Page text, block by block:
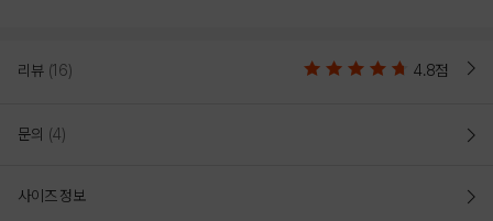
리뷰 (16) 4.8점
문의 (4)
사이즈 정보